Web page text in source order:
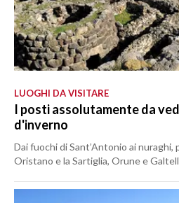
LUOGHI DA VISITARE
I posti assolutamente da
d'inverno
Dai fuochi di Sant’Antonio ai nuraghi,
Oristano e la Sartiglia, Orune e